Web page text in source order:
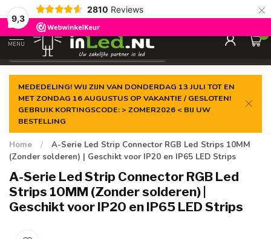
9,3
2810 Reviews ×
Gegarandeerde delaagste prijs
MENU
0
MEDEDELING! WIJ ZIJN VAN DONDERDAG 13 JULI TOT EN
MET ZONDAG 16 AUGUSTUS OP VAKANTIE / GESLOTEN!
GEBRUIK KORTINGSCODE: > ZOMER2026 < BIJ UW
BESTELLING
Home /
A-Serie Led Strip Connector RGB Led Strips 10MM
(Zonder solderen) | Geschikt voor IP20 en IP65 LED Strips
A-Serie Led Strip Connector RGB Led
Strips 10MM (Zonder solderen) |
Geschikt voor IP20 en IP65 LED Strips